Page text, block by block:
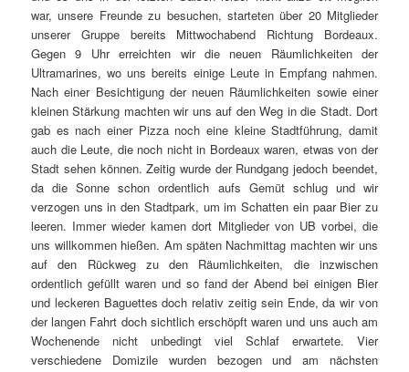
war, unsere Freunde zu besuchen, starteten über 20 Mitglieder
unserer Gruppe bereits Mittwochabend Richtung Bordeaux.
Gegen 9 Uhr erreichten wir die neuen Räumlichkeiten der
Ultramarines, wo uns bereits einige Leute in Empfang nahmen.
Nach einer Besichtigung der neuen Räumlichkeiten sowie einer
kleinen Stärkung machten wir uns auf den Weg in die Stadt. Dort
gab es nach einer Pizza noch eine kleine Stadtführung, damit
auch die Leute, die noch nicht in Bordeaux waren, etwas von der
Stadt sehen können. Zeitig wurde der Rundgang jedoch beendet,
da die Sonne schon ordentlich aufs Gemüt schlug und wir
verzogen uns in den Stadtpark, um im Schatten ein paar Bier zu
leeren. Immer wieder kamen dort Mitglieder von UB vorbei, die
uns willkommen hießen. Am späten Nachmittag machten wir uns
auf den Rückweg zu den Räumlichkeiten, die inzwischen
ordentlich gefüllt waren und so fand der Abend bei einigen Bier
und leckeren Baguettes doch relativ zeitig sein Ende, da wir von
der langen Fahrt doch sichtlich erschöpft waren und uns auch am
Wochenende nicht unbedingt viel Schlaf erwartete. Vier
verschiedene Domizile wurden bezogen und am nächsten